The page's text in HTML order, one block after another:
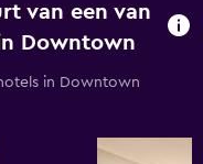
van een van
Downtown
in Downtown